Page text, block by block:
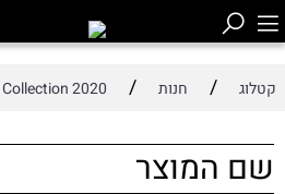
קטלוג / חנות /
Collection 2020
שם המוצר